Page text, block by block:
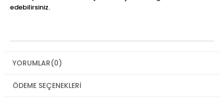
edebilirsiniz.
YORUMLAR(0)
ÖDEME SEÇENEKLERI